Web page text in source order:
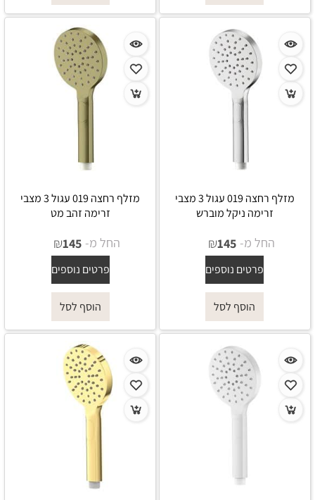
מזלף רחצה 019 עגול 3 מצבי
זרימה ניקל מוברש
החל מ- ₪145
פרטים נוספים
הוסף לסל
מזלף רחצה 019 עגול 3 מצבי
זרימה זהב מט
החל מ- ₪145
פרטים נוספים
הוסף לסל